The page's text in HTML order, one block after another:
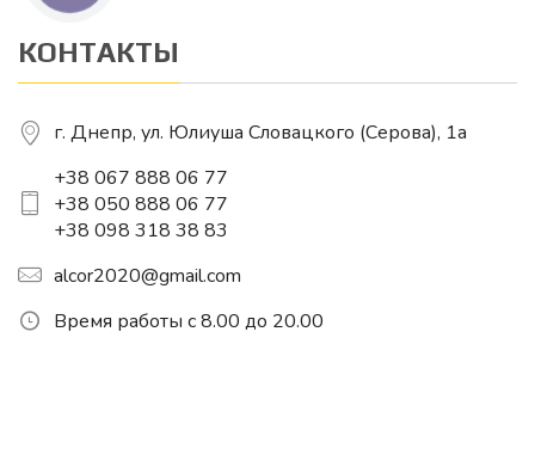
КОНТАКТЫ
г. Днепр, ул. Юлиуша Словацкого (Серова), 1a
+38 067 888 06 77
+38 050 888 06 77
+38 098 318 38 83
alcor2020@gmail.com
Время работы с 8.00 до 20.00